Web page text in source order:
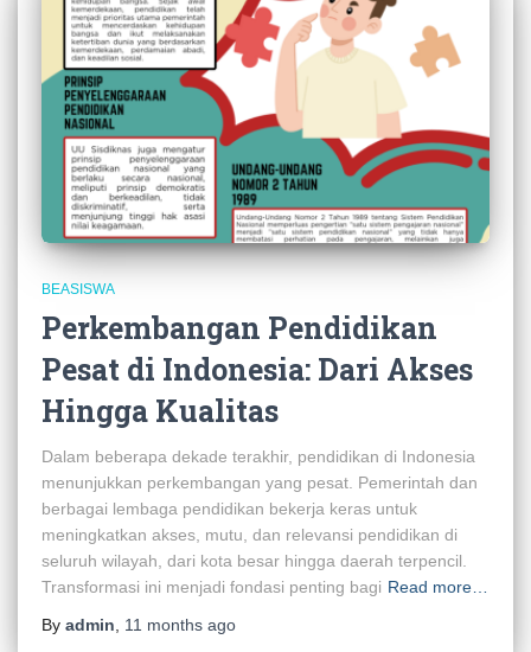
BEASISWA
Perkembangan Pendidikan
Pesat di Indonesia: Dari Akses
Hingga Kualitas
Dalam beberapa dekade terakhir, pendidikan di Indonesia
menunjukkan perkembangan yang pesat. Pemerintah dan
berbagai lembaga pendidikan bekerja keras untuk
meningkatkan akses, mutu, dan relevansi pendidikan di
seluruh wilayah, dari kota besar hingga daerah terpencil.
Transformasi ini menjadi fondasi penting bagi Read more…
By admin, 11 months ago